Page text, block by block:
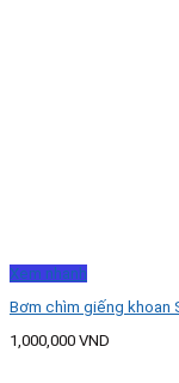
Xem nhanh
Bơm chìm giếng khoan
1,000,000 VND